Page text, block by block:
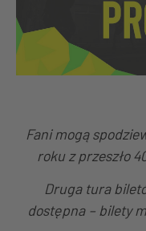
Fani mogą
roku z przeszło
Druga tura
dostępna – bilety